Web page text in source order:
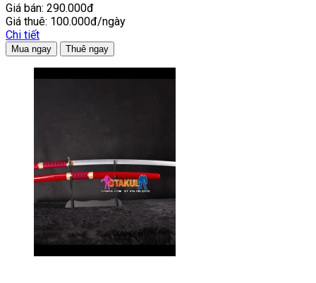
Giá bán: 290.000đ
Giá thuê: 100.000đ/ngày
Chi tiết
Mua ngay Thuê ngay